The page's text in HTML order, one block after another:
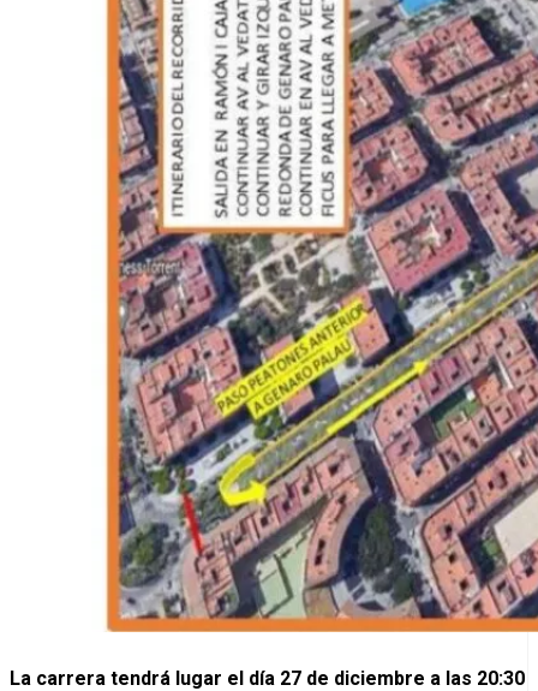
La carrera tendrá lugar el día 27 de diciembre a las 20:30